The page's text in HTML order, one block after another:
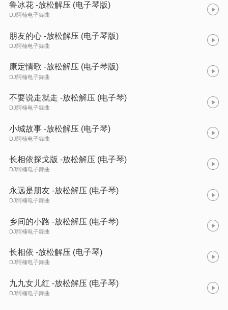
鲁冰花 -放松解压 (电子琴版)
DJ阿楠电子舞曲
朋友的心 -放松解压 (电子琴版)
DJ阿楠电子舞曲
康定情歌 -放松解压 (电子琴版)
DJ阿楠电子舞曲
不要说走就走 -放松解压 (电子琴)
DJ阿楠电子舞曲
小城故事 -放松解压 (电子琴)
DJ阿楠电子舞曲
长相依探戈版 -放松解压 (电子琴)
DJ阿楠电子舞曲
永远是朋友 -放松解压 (电子琴)
DJ阿楠电子舞曲
乡间的小路 -放松解压 (电子琴)
DJ阿楠电子舞曲
长相依 -放松解压 (电子琴)
DJ阿楠电子舞曲
九九女儿红 -放松解压 (电子琴)
DJ阿楠电子舞曲